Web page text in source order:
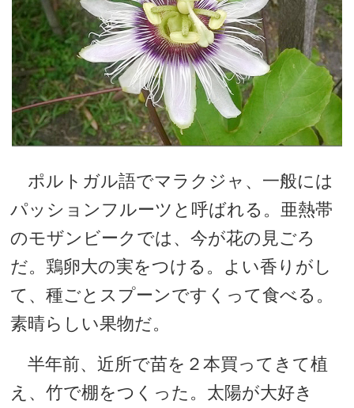
ポルトガル語でマラクジャ、一般には
パッションフルーツと呼ばれる。亜熱帯
のモザンビークでは、今が花の見ごろ
だ。鶏卵大の実をつける。よい香りがし
て、種ごとスプーンですくって食べる。
素晴らしい果物だ。
半年前、近所で苗を２本買ってきて植
え、竹で棚をつくった。太陽が大好き